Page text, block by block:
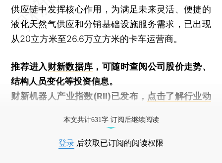
供应链中发挥核心作用，为满足未来灵活、便捷的
液化天然气供应和分销基础设施服务需求，已出现
从20立方米至26.6万立方米的卡车运营商。
推荐进入财新数据库 ，可随时查阅公司股价走势、
结构人员变化等投资信息。
财新机器人产业指数(RII)已发布， 点击了解行业动
本文共计631字 订阅后继续阅读
登录 后获取已订阅的阅读权限